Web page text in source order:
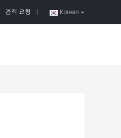
Korean
견적 요청